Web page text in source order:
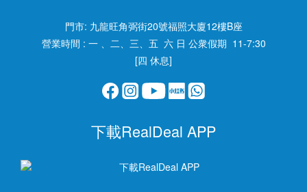
門市: 九龍旺角弼街20號福照大廈12樓B座
營業時間 : 一 、二、三、五 六 日 公衆假期 11-7:30
[四 休息]
下載RealDeal APP